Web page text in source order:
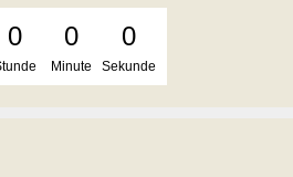
0 0
Minute
0
Sekunde